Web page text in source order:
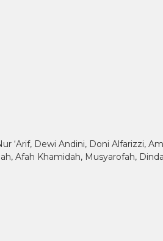
‘Arif, Dewi Andini, Doni Alfarizzi,
Afah Khamidah, Musyarofah,